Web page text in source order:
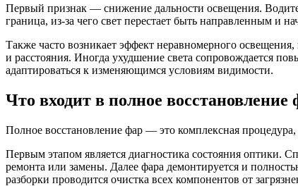
Первый признак — снижение дальности освещения.
граница, из-за чего свет перестает быть направленным и
Также часто возникает эффект неравномерного
и расстояния. Иногда ухудшение света сопровождается
адаптироваться к изменяющимся условиям видимости.
Что входит в полное восстановление
Полное восстановление фар — это комплексная
Первым этапом является диагностика состояния оптики.
ремонта или замены. Далее фара демонтируется и
разборки проводится очистка всех компонентов от